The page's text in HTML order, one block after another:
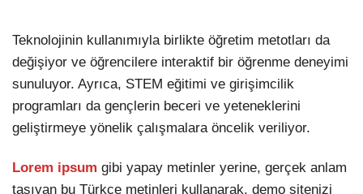
Teknolojinin kullanımıyla birlikte öğretim metotları da
değişiyor ve öğrencilere interaktif bir öğrenme deneyimi
sunuluyor. Ayrıca, STEM eğitimi ve girişimcilik
programları da gençlerin beceri ve yeteneklerini
geliştirmeye yönelik çalışmalara öncelik veriliyor.
Lorem ipsum gibi yapay metinler yerine, gerçek anlam
taşıyan bu Türkçe metinleri kullanarak, demo sitenizi